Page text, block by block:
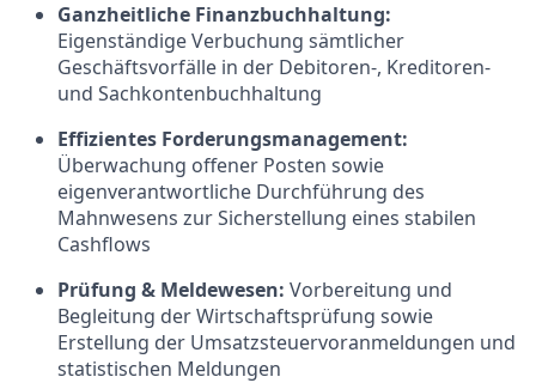
Ganzheitliche Finanzbuchhaltung:
Eigenständige Verbuchung sämtlicher
Geschäftsvorfälle in der Debitoren-, Kreditoren-
und Sachkontenbuchhaltung
Effizientes Forderungsmanagement:
Überwachung offener Posten sowie
eigenverantwortliche Durchführung des
Mahnwesens zur Sicherstellung eines stabilen
Cashflows
Prüfung & Meldewesen: Vorbereitung und
Begleitung der Wirtschaftsprüfung sowie
Erstellung der Umsatzsteuervoranmeldungen und
statistischen Meldungen